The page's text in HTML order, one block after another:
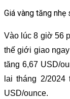
Giá vàng tăng
Vào lúc 8 giờ 56
thế giới giao
tăng 6,67 USD/
lai tháng 2/
USD/ounce.